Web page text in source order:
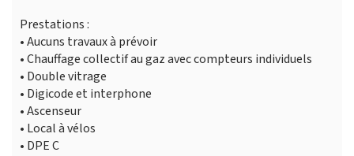
Prestations :
• Aucuns travaux à prévoir
• Chauffage collectif au gaz avec compteurs individuels
• Double vitrage
• Digicode et interphone
• Ascenseur
• Local à vélos
• DPE C